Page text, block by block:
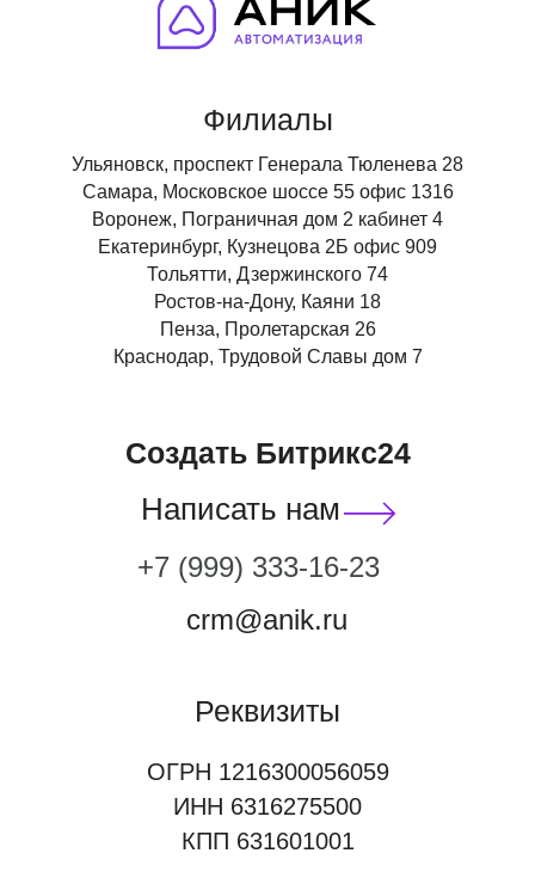
Ульяновск, проспект Генерала Тюленева 28
Самара, Московское шоссе 55 офис 1316
Воронеж, Пограничная дом 2 кабинет 4
Екатеринбург, Кузнецова 2Б офис 909
Тольятти, Дзержинского 74
Ростов-на-Дону, Каяни 18
Пенза, Пролетарская 26
Краснодар, Трудовой Славы дом 7
ОГРН 1216300056059
ИНН 6316275500
КПП 631601001
Создать Битрикс24
Написать нам
Филиалы
Реквизиты
‭+7 (999) 333-16-23
crm@anik.ru